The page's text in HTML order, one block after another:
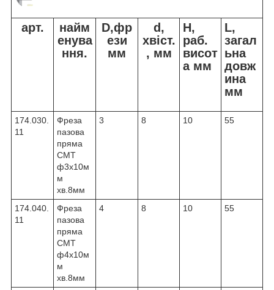
арт.
найм
енува
ння.
D,фр
ези
мм
d,
хвіст.
, мм
H,
раб.
висот
а мм
L,
загал
ьна
довж
ина
мм
174.030.
11
Фреза
пазова
пряма
CMT
ф3х10м
м
хв.8мм
3 8 10 55
174.040.
11
Фреза
пазова
пряма
CMT
ф4х10м
м
хв.8мм
4 8 10 55